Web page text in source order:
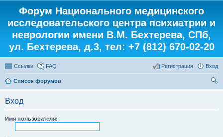
Форум Национального медицинского
исследовательского центра психиатрии и
неврологии имени В.М. Бехтерева, СПб,
ул. Бехтерева, д.3, тел: +7 (812) 670-02-20
Ссылки FAQ Вход
Регистрация
Список форумов
Вход
Имя пользователя: